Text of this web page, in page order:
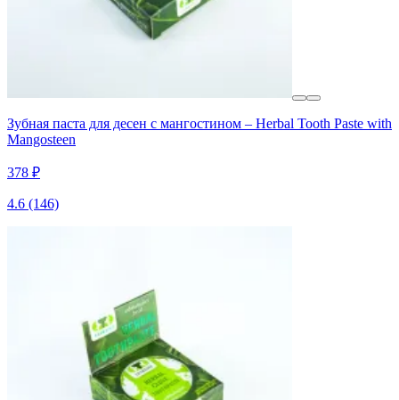
Зубная паста для десен с мангостином – Herbal Tooth Paste with
Mangosteen
378 ₽
4.6 (146)